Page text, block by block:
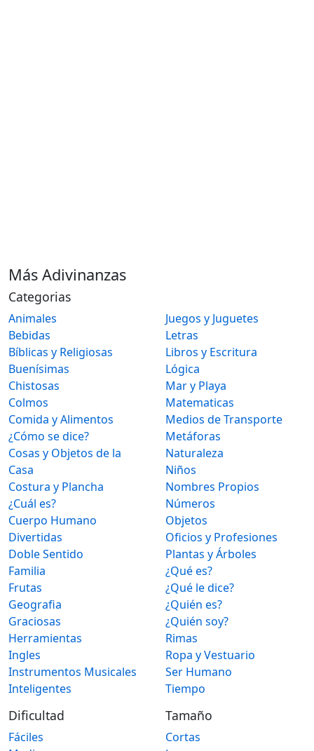
Más Adivinanzas
Categorias
Animales
Bebidas
Bíblicas y Religiosas
Buenísimas
Chistosas
Colmos
Comida y Alimentos
¿Cómo se dice?
Cosas y Objetos de la
Casa
Costura y Plancha
¿Cuál es?
Cuerpo Humano
Divertidas
Doble Sentido
Familia
Frutas
Geografia
Graciosas
Herramientas
Ingles
Instrumentos Musicales
Inteligentes
Juegos y Juguetes
Letras
Libros y Escritura
Lógica
Mar y Playa
Matematicas
Medios de Transporte
Metáforas
Naturaleza
Niños
Nombres Propios
Números
Objetos
Oficios y Profesiones
Plantas y Árboles
¿Qué es?
¿Qué le dice?
¿Quién es?
¿Quién soy?
Rimas
Ropa y Vestuario
Ser Humano
Tiempo
Dificultad
Fáciles
Tamaño
Cortas